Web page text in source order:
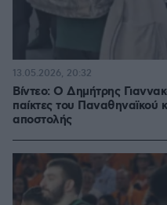
Βίντεο: Ο Δημήτρης
παίκτες του
αποστολής
13.05.2026, 20:32